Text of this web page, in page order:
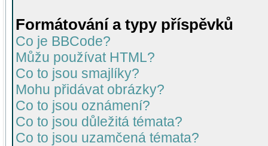
Formátování a typy příspěvků
Co je BBCode?
Můžu používat HTML?
Co to jsou smajlíky?
Mohu přidávat obrázky?
Co to jsou oznámení?
Co to jsou důležitá témata?
Co to jsou uzamčená témata?